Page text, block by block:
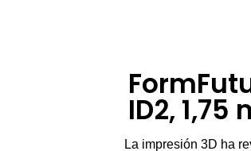
ID2,
La impresión 3D ha